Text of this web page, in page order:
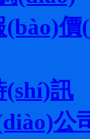
(bào)
(shí)訊
公